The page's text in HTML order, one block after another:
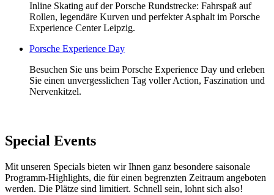
Inline Skating auf der Porsche Rundstrecke: Fahrspaß auf
Rollen, legendäre Kurven und perfekter Asphalt im Porsche
Experience Center Leipzig.
Porsche Experience Day
Besuchen Sie uns beim Porsche Experience Day und erleben
Sie einen unvergesslichen Tag voller Action, Faszination und
Nervenkitzel.
Special Events
Mit unseren Specials bieten wir Ihnen ganz besondere saisonale
Programm-Highlights, die für einen begrenzten Zeitraum angeboten
werden. Die Plätze sind limitiert. Schnell sein, lohnt sich also!